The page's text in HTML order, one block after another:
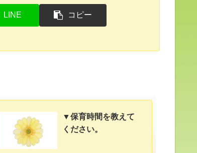
LINE コピー
▼保育時間を教えて
ください。